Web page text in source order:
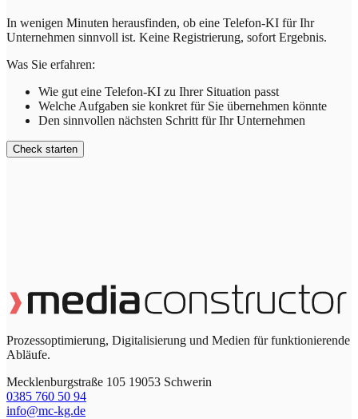
In wenigen Minuten herausfinden, ob eine Telefon-KI für Ihr
Unternehmen sinnvoll ist. Keine Registrierung, sofort Ergebnis.
Was Sie erfahren:
Wie gut eine Telefon-KI zu Ihrer Situation passt
Welche Aufgaben sie konkret für Sie übernehmen könnte
Den sinnvollen nächsten Schritt für Ihr Unternehmen
Check starten
Prozessoptimierung, Digitalisierung und Medien für funktionierende
Abläufe.
Mecklenburgstraße 105 19053 Schwerin
0385 760 50 94
info@mc-kg.de